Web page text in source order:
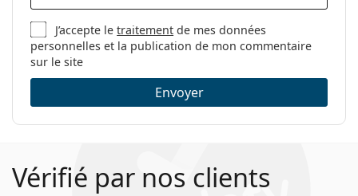
J’accepte letraitement de mes données
personnelles et la publication de mon commentaire
sur le site
Envoyer
Vérifié par nos clients